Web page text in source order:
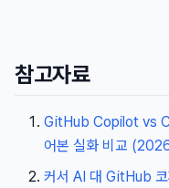
참고자료
GitHub Copilot vs
어본 실화 비교
커서 AI 대 GitHub